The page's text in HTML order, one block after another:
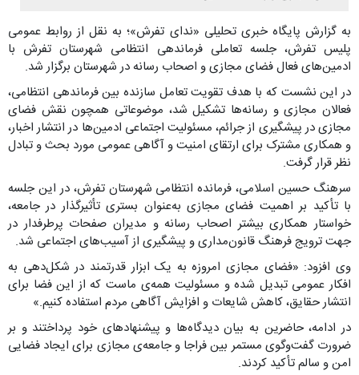
به گزارش پایگاه خبری تحلیلی «ندای تفرش»؛ به نقل از روابط عمومی
پلیس تفرش، جلسه تعاملی فرماندهی انتظامی شهرستان تفرش با
ادمین‌های فعال فضای مجازی و اصحاب رسانه در شهرستان برگزار شد.
در این نشست که با هدف تقویت تعامل سازنده بین فرماندهی انتظامی،
فعالان مجازی و رسانه‌ها تشکیل شد، موضوعاتی همچون نقش فضای
مجازی در پیشگیری از جرائم، مسئولیت اجتماعی ادمین‌ها در انتشار اخبار،
و همکاری مشترک برای ارتقای امنیت و آگاهی عمومی مورد بحث و تبادل
نظر قرار گرفت.
سرهنگ حسین اسلامی، فرمانده انتظامی شهرستان تفرش، در این جلسه
با تأکید بر اهمیت فضای مجازی به‌عنوان بستری تأثیرگذار در جامعه،
خواستار همکاری بیشتر اصحاب رسانه و مدیران صفحات پرطرفدار در
جهت ترویج فرهنگ قانون‌مداری و پیشگیری از آسیب‌های اجتماعی شد.
وی افزود: «فضای مجازی امروزه به یک ابزار قدرتمند در شکل‌دهی به
افکار عمومی تبدیل شده و مسئولیت همه‌ی ماست که از این فضا برای
انتشار حقایق، کاهش شایعات و افزایش آگاهی مردم استفاده کنیم.»
در ادامه، حاضرین به بیان دیدگاه‌ها و پیشنهادهای خود پرداختند و بر
ضرورت گفت‌وگوی مستمر بین فراجا و جامعه‌ی مجازی برای ایجاد فضایی
امن و سالم تأکید کردند.